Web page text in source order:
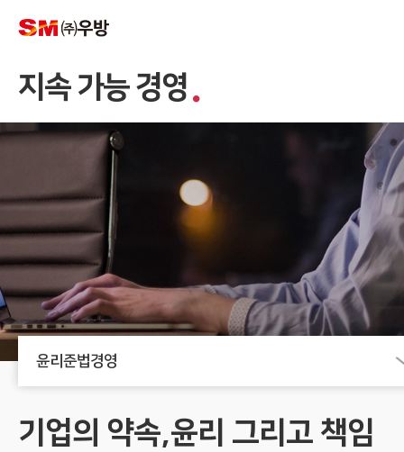
지속 가능 경영
윤리준법경영
기업의 약속,윤리 그리고 책임